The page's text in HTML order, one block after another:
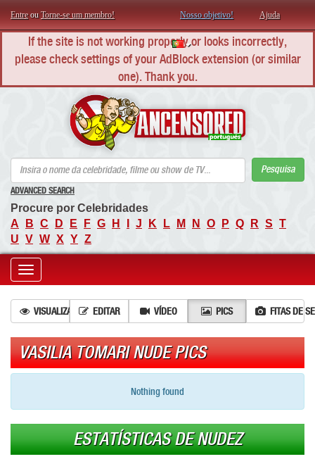
Entreou Torne-se um membro! Nosso objetivo! Ajuda
If the site is not working properly or looks incorrectly,
please check settings of your AdBlock extension (or similar
one). Thank you.
Pesquisa
ADVANCED SEARCH
Procure por Celebridades
A
B C D E F G H J K L M N O P Q R S T
U V W X Y Z
Toggle
navigation
VISUALIZAÇÕES EDITAR VÍDEO PICS FITAS DE
VASILIA TOMARI NUDE PICS
Nothing found
ESTATÍSTICAS DE NUDEZ